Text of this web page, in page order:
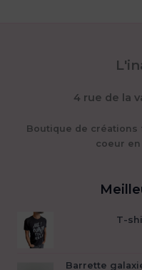
4 rue de la
Boutique de créations
coeur
T-
Barrette